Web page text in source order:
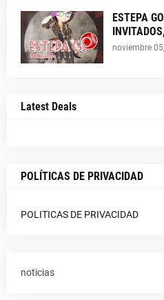
ESTEPA
noviembre
Latest Deals
POLÍTICAS DE PRIVACIDAD
POLITICAS DE PRIVACIDAD
noticias